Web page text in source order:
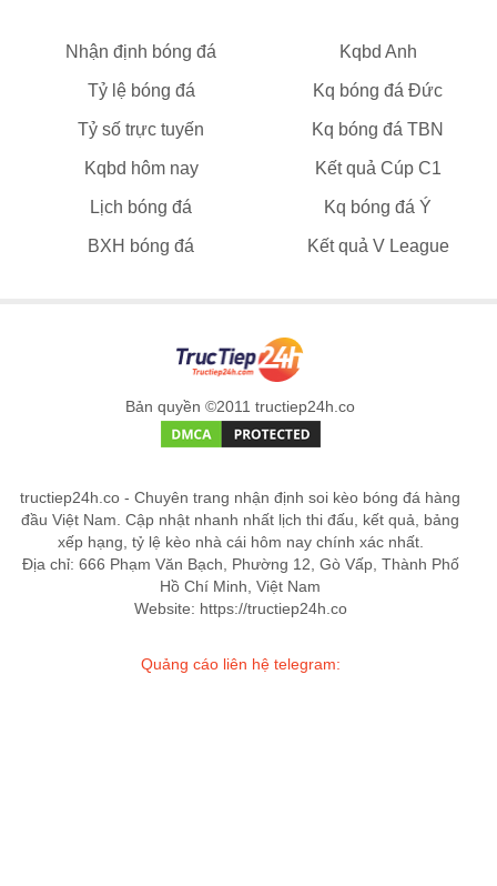
Nhận định bóng đá Kqbd Anh
Tỷ lệ bóng đá Kq bóng đá Đức
Tỷ số trực tuyến Kq bóng đá TBN
Kqbd hôm nay Kết quả Cúp C1
Lịch bóng đá Kq bóng đá Ý
BXH bóng đá Kết quả V League
Bản quyền ©2011 tructiep24h.co
tructiep24h.co - Chuyên trang nhận định soi kèo bóng đá hàng
đầu Việt Nam. Cập nhật nhanh nhất lịch thi đấu, kết quả, bảng
xếp hạng, tỷ lệ kèo nhà cái hôm nay chính xác nhất.
Địa chỉ: 666 Phạm Văn Bạch, Phường 12, Gò Vấp, Thành Phố
Hồ Chí Minh, Việt Nam
Website: https://tructiep24h.co
Quảng cáo liên hệ telegram: